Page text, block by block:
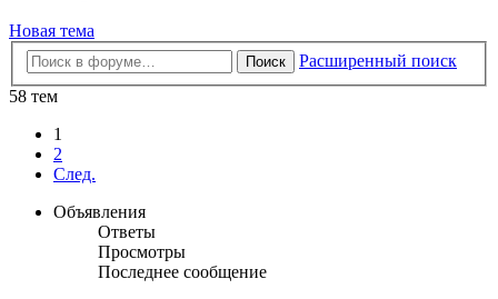
Новая тема
Поиск
Расширенный поиск
58 тем
1
2
След.
Объявления
Ответы
Просмотры
Последнее сообщение